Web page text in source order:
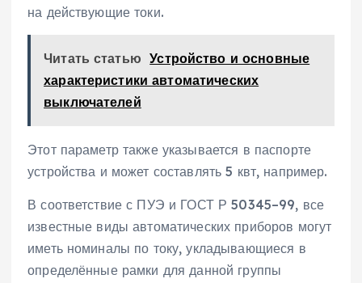
на действующие токи.
Читать статью Устройство и основные
характеристики автоматических
выключателей
Этот параметр также указывается в паспорте
устройства и может составлять 5 квт, например.
В соответствие с ПУЭ и ГОСТ Р 50345–99, все
известные виды автоматических приборов могут
иметь номиналы по току, укладывающиеся в
определённые рамки для данной группы